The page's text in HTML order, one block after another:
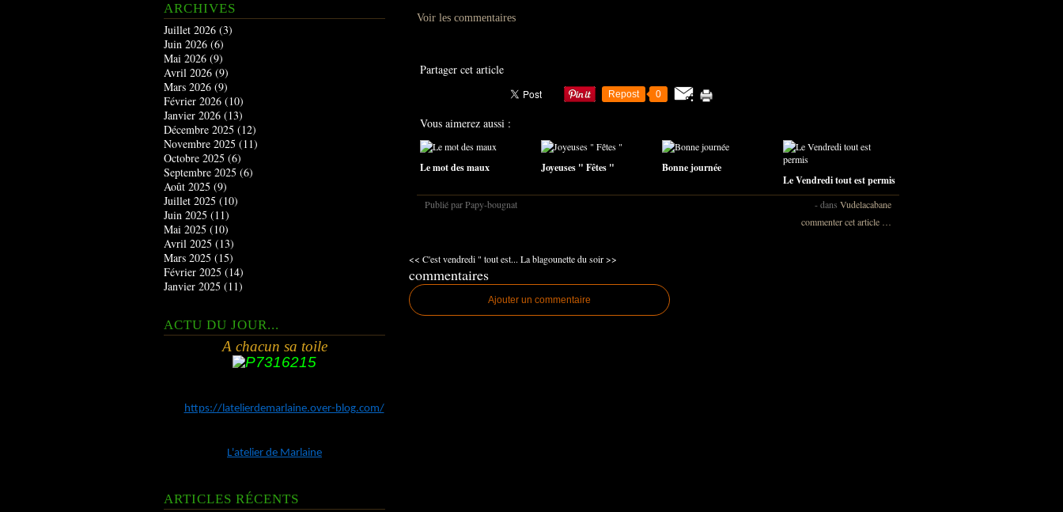
ARCHIVES
Juillet 2026 (3)
Juin 2026 (6)
Mai 2026 (9)
Avril 2026 (9)
Mars 2026 (9)
Février 2026 (10)
Janvier 2026 (13)
Décembre 2025 (12)
Novembre 2025 (11)
Octobre 2025 (6)
Septembre 2025 (6)
Août 2025 (9)
Juillet 2025 (10)
Juin 2025 (11)
Mai 2025 (10)
Avril 2025 (13)
Mars 2025 (15)
Février 2025 (14)
Janvier 2025 (11)
ACTU DU JOUR...
A chacun sa toile
https://latelierdemarlaine.over-blog.com/
L'atelier de Marlaine
ARTICLES RÉCENTS
Voir les commentaires
Partager cet article
Repost 0
Vous aimerez aussi :
Le mot des maux Joyeuses " Fêtes "
Bonne journée
Le Vendredi tout est permis
Publié par Papy-bougnat -dans Vudelacabane
commenter cet article
<< C'est vendredi " tout est... La blagounette du soir >>
commentaires
Ajouter un commentaire